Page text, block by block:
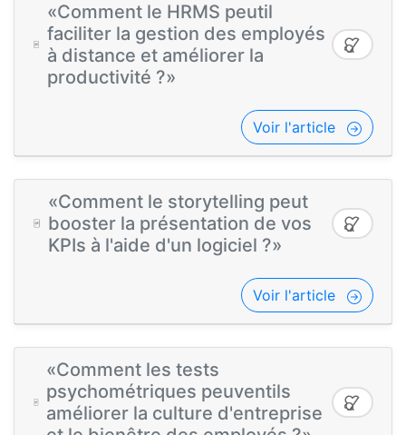
«Comment le HRMS peutil
faciliter la gestion des employés
à distance et améliorer la
productivité ?»
Voir l'article
«Comment le storytelling peut
booster la présentation de vos
KPIs à l'aide d'un logiciel ?»
Voir l'article
«Comment les tests
psychométriques peuventils
améliorer la culture d'entreprise